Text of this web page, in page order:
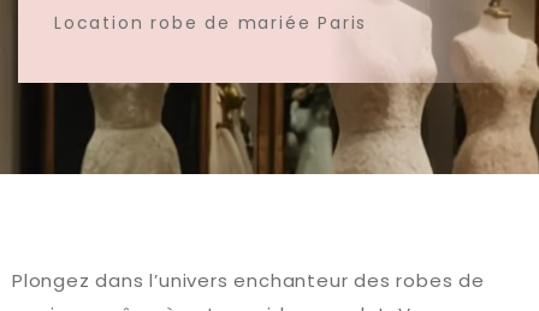
Location robe de mariée Paris
Plongez dans l’univers enchanteur des robes de